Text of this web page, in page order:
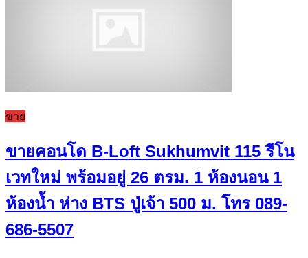
ขาย
ขายคอนโด B-Loft Sukhumvit 115 รีโน
เวทใหม่ พร้อมอยู่ 26 ตรม. 1 ห้องนอน 1
ห้องน้ำ ห่าง BTS ปู่เจ้า 500 ม. โทร 089-
686-5507